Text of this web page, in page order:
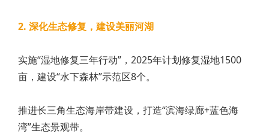
2. 深化生态修复，建设美丽河湖
实施“湿地修复三年行动”，2025年计划修复湿地1500
亩，建设“水下森林”示范区8个。
推进长三角生态海岸带建设，打造“滨海绿廊+蓝色海
湾”生态景观带。